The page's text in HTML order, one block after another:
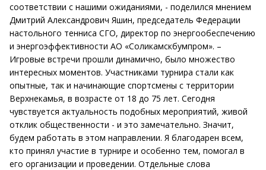
соответствии с нашими ожиданиями, - поделился мнением
Дмитрий Александрович Яшин, председатель Федерации
настольного тенниса СГО, директор по энергообеспечению
и энергоэффективности АО «Соликамскбумпром». –
Игровые встречи прошли динамично, было множество
интересных моментов. Участниками турнира стали как
опытные, так и начинающие спортсмены с территории
Верхнекамья, в возрасте от 18 до 75 лет. Сегодня
чувствуется актуальность подобных мероприятий, живой
отклик общественности - и это замечательно. Значит,
будем работать в этом направлении. Я благодарен всем,
кто принял участие в турнире и особенно тем, помогал в
его организации и проведении. Отдельные слова